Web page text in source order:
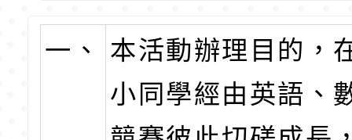
一、
本活動辦理目的，
小同學經由英語、